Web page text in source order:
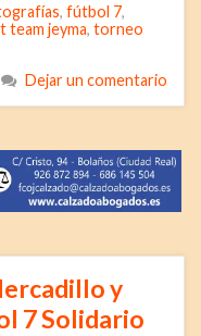
, fútbol 7,
team jeyma, torneo
Dejar un comentario
y
7 Solidario